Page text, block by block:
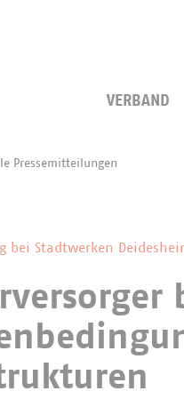
VERBAND
Pressemitteilungen
bei Stadtwerken